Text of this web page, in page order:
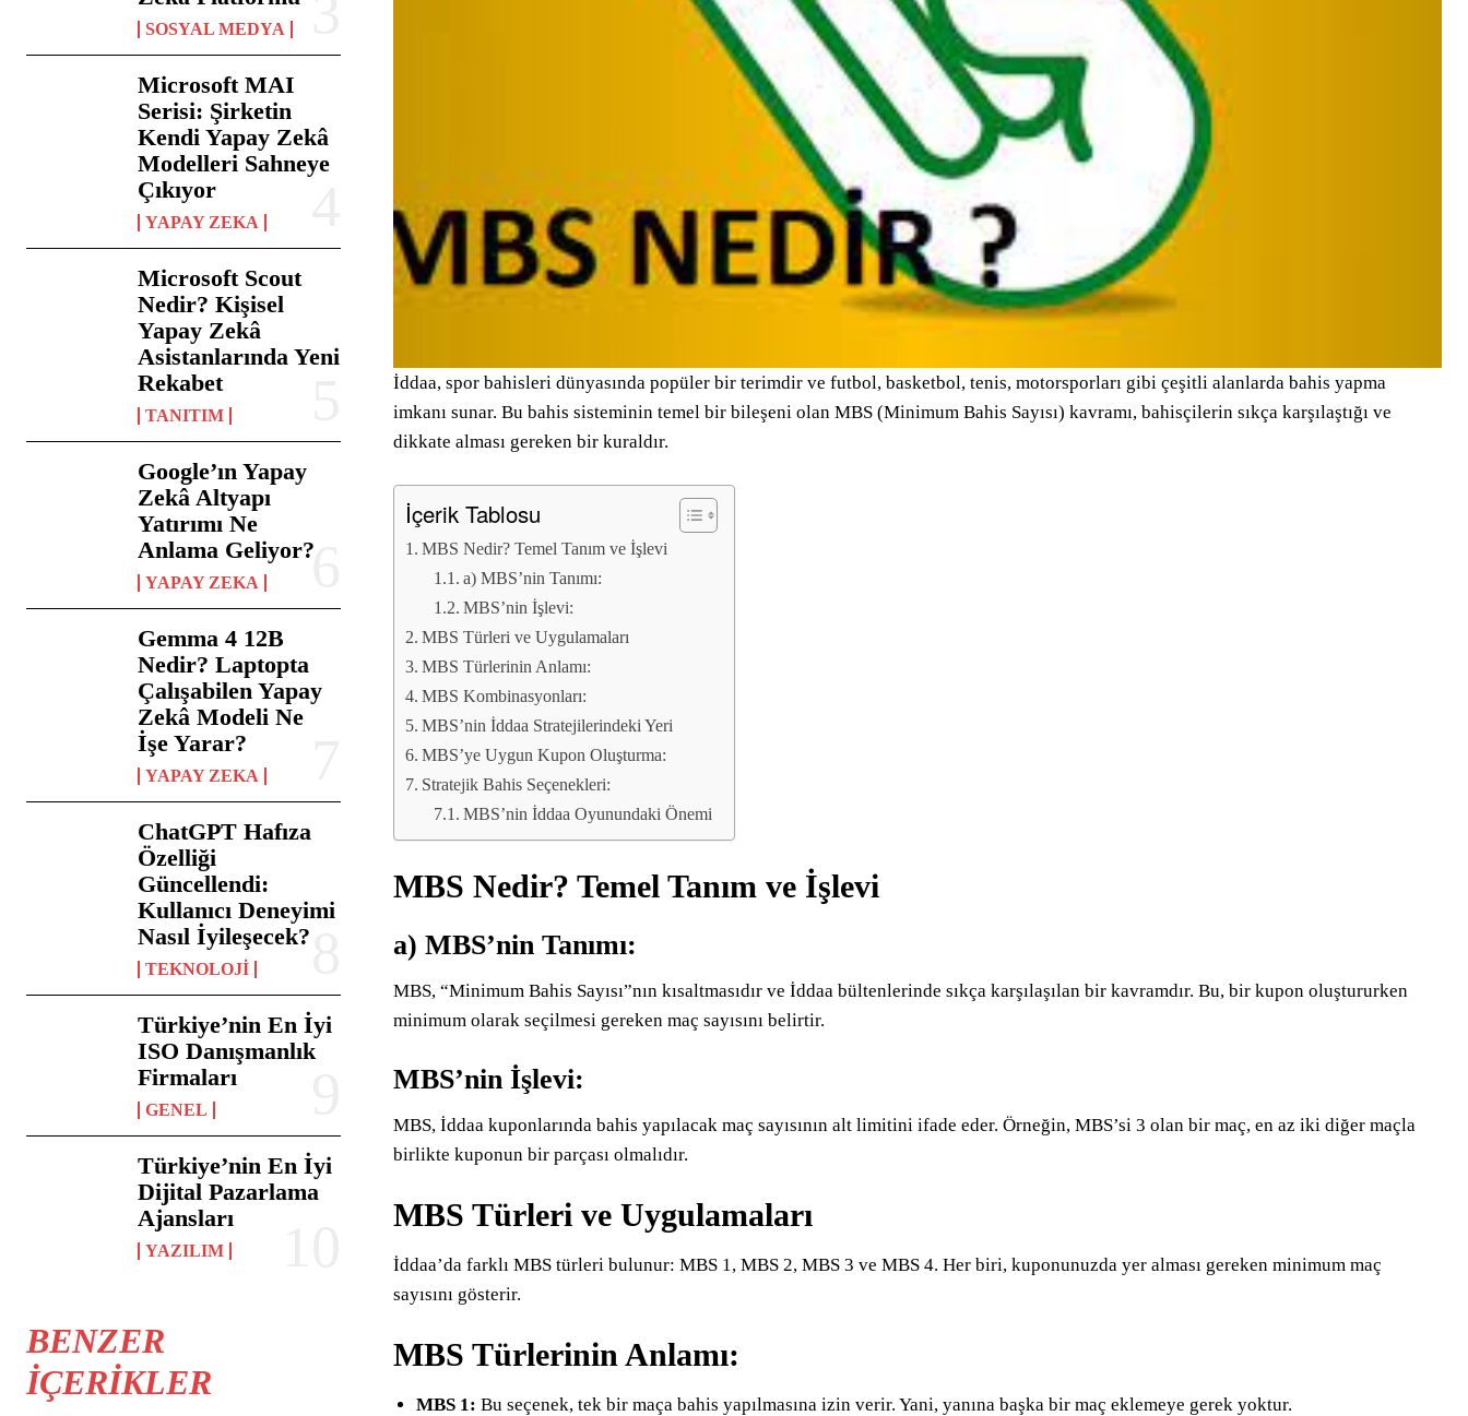
SOSYAL MEDYA
Microsoft MAI
Serisi: Şirketin
Kendi Yapay Zekâ
Modelleri Sahneye
Çıkıyor
YAPAY ZEKA
Microsoft Scout
Nedir? Kişisel
Yapay Zekâ
Asistanlarında Yeni
Rekabet
TANITIM
Google’ın Yapay
Zekâ Altyapı
Yatırımı Ne
Anlama Geliyor?
YAPAY ZEKA
Gemma 4 12B
Nedir? Laptopta
Çalışabilen Yapay
Zekâ Modeli Ne
İşe Yarar?
YAPAY ZEKA
ChatGPT Hafıza
Özelliği
Güncellendi:
Kullanıcı Deneyimi
Nasıl İyileşecek?
TEKNOLOJI
Türkiye’nin En İyi
ISO Danışmanlık
Firmaları
GENEL
Türkiye’nin En İyi
Dijital Pazarlama
Ajansları
YAZILIM
BENZER
İÇERIKLER
İddaa, spor bahisleri dünyasında popüler bir terimdir ve futbol, basketbol, tenis, motorsporları gibi çeşitli alanlarda bahis yapma
imkanı sunar. Bu bahis sisteminin temel bir bileşeni olan MBS (Minimum Bahis Sayısı) kavramı, bahisçilerin sıkça karşılaştığı ve
dikkate alması gereken bir kuraldır.
İçerik Tablosu
MBS Nedir? Temel Tanım ve İşlevi
a) MBS’nin Tanımı:
MBS’nin İşlevi:
MBS Türleri ve Uygulamaları
MBS Türlerinin Anlamı:
MBS Kombinasyonları:
MBS’nin İddaa Stratejilerindeki Yeri
MBS’ye Uygun Kupon Oluşturma:
Stratejik Bahis Seçenekleri:
MBS’nin İddaa Oyunundaki Önemi
MBS Nedir? Temel Tanım ve İşlevi
a) MBS’nin Tanımı:
MBS, “Minimum Bahis Sayısı”nın kısaltmasıdır ve İddaa bültenlerinde sıkça karşılaşılan bir kavramdır. Bu, bir kupon oluştururken
minimum olarak seçilmesi gereken maç sayısını belirtir.
MBS’nin İşlevi:
MBS, İddaa kuponlarında bahis yapılacak maç sayısının alt limitini ifade eder. Örneğin, MBS’si 3 olan bir maç, en az iki diğer maçla
birlikte kuponun bir parçası olmalıdır.
MBS Türleri ve Uygulamaları
İddaa’da farklı MBS türleri bulunur: MBS 1, MBS 2, MBS 3 ve MBS 4. Her biri, kuponunuzda yer alması gereken minimum maç
sayısını gösterir.
MBS Türlerinin Anlamı:
MBS 1: Bu seçenek, tek bir maça bahis yapılmasına izin verir. Yani, yanına başka bir maç eklemeye gerek yoktur.